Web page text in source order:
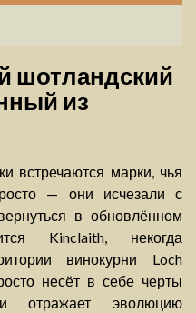
шотландский
из
встречаются марки, чья
— они исчезали с
в обновлённом
Kinclaith, некогда
винокурни Loch
несёт в себе черты
отражает эволюцию